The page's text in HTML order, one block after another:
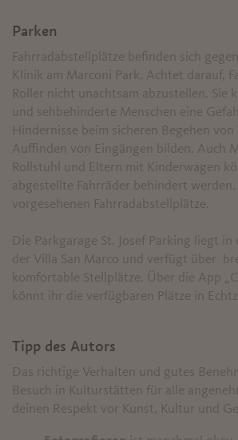
Parken
Fahrradabstellplätze befinden sich
Klinik am Marconi Park. Achtet darauf,
Roller nicht unachtsam abzustellen. Sie
und sehbehinderte Menschen eine
Hindernisse beim sicheren Begehen
Auffinden von Eingängen bilden. Auch
Rollstuhl und Eltern mit Kinderwagen
abgestellte Fahrräder behindert
vorgesehenen Fahrradabstellplätze.
Die Parkgarage St. Josef Parking liegt
der Villa San Marco und verfügt über
komfortable Stellplätze. Über die App
könnt ihr die verfügbaren Plätze in
Tipp des Autors
Das richtige Verhalten und gutes
Besuch in Kulturstätten für alle
deinen Respekt vor Kunst, Kultur und